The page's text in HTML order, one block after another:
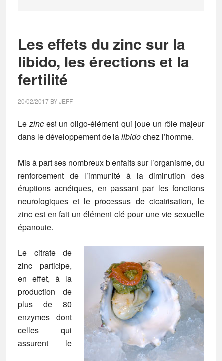
Les effets du zinc sur la
libido, les érections et la
fertilité
20/02/2017BYJEFF
Lezincest un oligo-élément qui joue un rôle majeur
dans le développement de lalibidochez l’homme.
Mis à part ses nombreux bienfaits sur l’organisme, du
renforcement de l’immunité à la diminution des
éruptions acnéiques, en passant par les fonctions
neurologiques et le processus de cicatrisation, le
zinc est en fait un élément clé pour une vie sexuelle
épanouie.
Le citrate de
zinc participe,
en effet, à la
production de
plus de 80
enzymes dont
celles qui
assurent le